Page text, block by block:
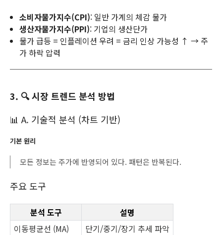
소비자물가지수(CPI): 일반 가계의 체감 물가
생산자물가지수(PPI): 기업의 생산단가
물가 급등 = 인플레이션 우려 = 금리 인상 가능성 ↑ → 주
가 하락 압력
3. 🔍 시장 트렌드 분석 방법
📊 A. 기술적 분석 (차트 기반)
기본 원리
모든 정보는 주가에 반영되어 있다. 패턴은 반복된다.
주요 도구
분석 도구
설명
이동평균선 (MA)
단기/중기/장기 추세 파악